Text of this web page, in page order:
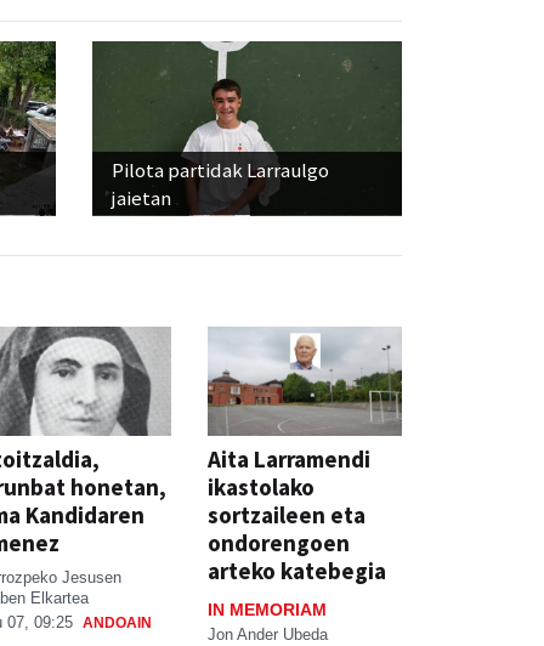
Pilota partidak Larraulgo
jaietan
honetan,
Kandidaren
Jesusen
Elkartea
07, 09:25 ANDOAIN
Aita Larramendi
ikastolako
sortzaileen eta
ondorengoen
arteko katebegia
IN MEMORIAM
Jon Ander Ubeda